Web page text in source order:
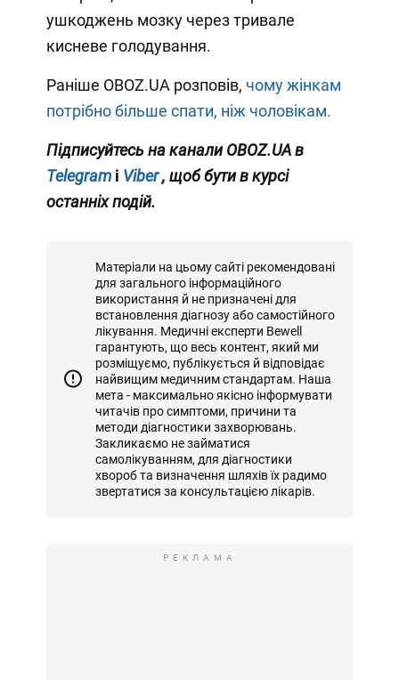
ушкоджень мозку через тривале
кисневе голодування.
Раніше OBOZ.UA розповів, чому жінкам
потрібно більше спати, ніж чоловікам.
Підписуйтесь на канали OBOZ.UA в
Telegram і Viber , щоб бути в курсі
останніх подій.
Матеріали на цьому сайті рекомендовані
для загального інформаційного
використання й не призначені для
встановлення діагнозу або самостійного
лікування. Медичні експерти Bewell
гарантують, що весь контент, який ми
розміщуємо, публікується й відповідає
найвищим медичним стандартам. Наша
мета - максимально якісно інформувати
читачів про симптоми, причини та
методи діагностики захворювань.
Закликаємо не займатися
самолікуванням, для діагностики
хвороб та визначення шляхів їх радимо
звертатися за консультацією лікарів.
РЕКЛАМА